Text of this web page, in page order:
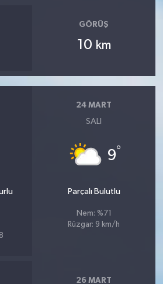
GÖRÜŞ
10 km
24 MART
SALI
9°
Parçalı Bulutlu
Nem: %71
Rüzgar: 9 km/h
26 MART